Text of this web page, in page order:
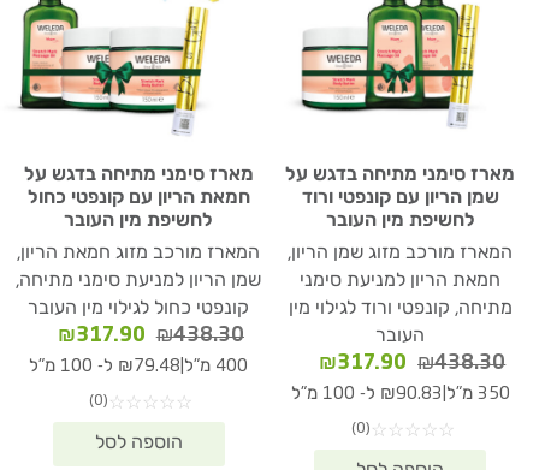
מארז סימני מתיחה בדגש על
שמן הריון עם קונפטי ורוד
לחשיפת מין העובר
המארז מורכב מזוג שמן הריון,
חמאת הריון למניעת סימני
מתיחה, קונפטי ורוד לגילוי מין
העובר
₪438.30
המחיר
המקורי
₪438.30.
₪317.90
המחיר
הנוכחי
350 מ"ל ₪90.83 ל- 100 מ"ל
☆
☆
☆
☆
☆
(0)
מארז סימני מתיחה בדגש על
חמאת הריון עם קונפטי כחול
לחשיפת מין העובר
המארז מורכב מזוג חמאת הריון,
שמן הריון למניעת סימני מתיחה,
קונפטי כחול לגילוי מין העובר
₪438.30
המחיר
המקורי
₪438.30.
₪317.90
הנוכחי
400 מ"ל ₪79.48 ל- 100 מ"ל
☆
☆
☆
☆
☆
(0)